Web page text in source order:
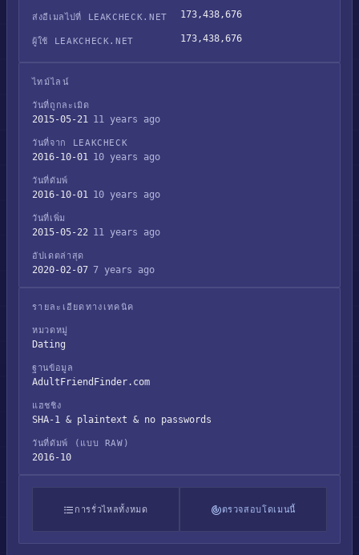
ส่งอีเมลไปที่ LEAKCHECK.NET 173,438,676
ผู้ใช้ LEAKCHECK.NET 173,438,676
ไทม์ไลน์
วันที่ถูกละเมิด
2015-05-21 11 years ago
วันที่จาก LEAKCHECK
2016-10-01 10 years ago
วันที่ดัมพ์
2016-10-01 10 years ago
วันที่เพิ่ม
2015-05-22 11 years ago
อัปเดตล่าสุด
2020-02-07 7 years ago
รายละเอียดทางเทคนิค
หมวดหมู่
Dating
ฐานข้อมูล
AdultFriendFinder.com
แฮชชิง
SHA-1 & plaintext & no passwords
วันที่ดัมพ์ (แบบ RAW)
2016-10
การรั่วไหลทั้งหมด ตรวจสอบโดเมนนี้